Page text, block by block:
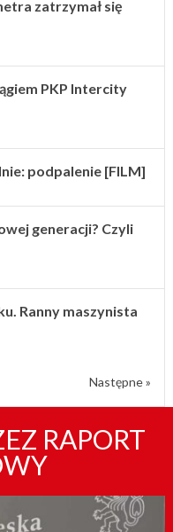
zatrzymał się
PKP Intercity
podpalenie [FILM]
generacji? Czyli
Ranny maszynista
Następne »
RAPORT